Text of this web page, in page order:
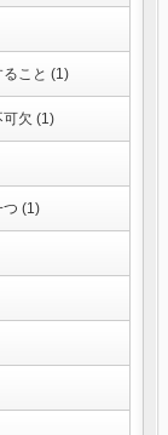
こと (1)
欠 (1)
つ (1)